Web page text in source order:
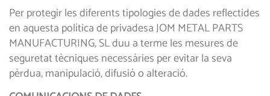
Per protegir les diferents tipologies de dades reflectides
en aquesta política de privadesa JOM METAL PARTS
MANUFACTURING, SL duu a terme les mesures de
seguretat tècniques necessàries per evitar la seva
pèrdua, manipulació, difusió o alteració.